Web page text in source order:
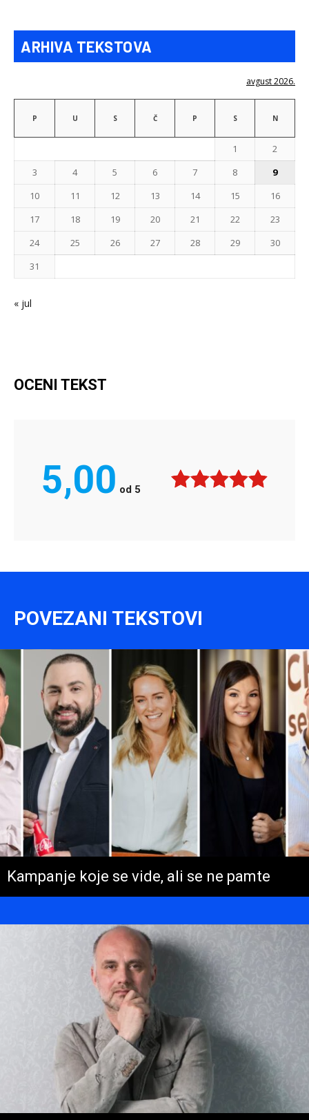
ARHIVA TEKSTOVA
avgust 2026.
P U S Č P S N
1
2
3
4 5 6 7 8
9
10
11 12 13 14 15
16
17
18 19 20 21 22
23
24
25 26 27 28 29
30
31
« jul
OCENI TEKST
5,00 od 5
POVEZANI TEKSTOVI
Kampanje koje se vide, ali se ne pamte